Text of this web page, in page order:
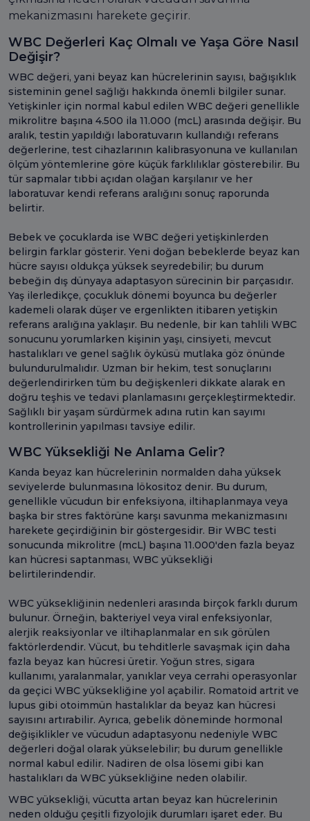
mekanizmasını harekete geçirir.
WBC Değerleri Kaç Olmalı ve Yaşa Göre Nasıl
Değişir?
WBC değeri, yani beyaz kan hücrelerinin sayısı, bağışıklık
sisteminin genel sağlığı hakkında önemli bilgiler sunar.
Yetişkinler için normal kabul edilen WBC değeri genellikle
mikrolitre başına 4.500 ila 11.000 (mcL) arasında değişir. Bu
aralık, testin yapıldığı laboratuvarın kullandığı referans
değerlerine, test cihazlarının kalibrasyonuna ve kullanılan
ölçüm yöntemlerine göre küçük farklılıklar gösterebilir. Bu
tür sapmalar tıbbi açıdan olağan karşılanır ve her
laboratuvar kendi referans aralığını sonuç raporunda
belirtir.
Bebek ve çocuklarda ise WBC değeri yetişkinlerden
belirgin farklar gösterir. Yeni doğan bebeklerde beyaz kan
hücre sayısı oldukça yüksek seyredebilir; bu durum
bebeğin dış dünyaya adaptasyon sürecinin bir parçasıdır.
Yaş ilerledikçe, çocukluk dönemi boyunca bu değerler
kademeli olarak düşer ve ergenlikten itibaren yetişkin
referans aralığına yaklaşır. Bu nedenle, bir kan tahlili WBC
sonucunu yorumlarken kişinin yaşı, cinsiyeti, mevcut
hastalıkları ve genel sağlık öyküsü mutlaka göz önünde
bulundurulmalıdır. Uzman bir hekim, test sonuçlarını
değerlendirirken tüm bu değişkenleri dikkate alarak en
doğru teşhis ve tedavi planlamasını gerçekleştirmektedir.
Sağlıklı bir yaşam sürdürmek adına rutin kan sayımı
kontrollerinin yapılması tavsiye edilir.
WBC Yüksekliği Ne Anlama Gelir?
Kanda beyaz kan hücrelerinin normalden daha yüksek
seviyelerde bulunmasına lökositoz denir. Bu durum,
genellikle vücudun bir enfeksiyona, iltihaplanmaya veya
başka bir stres faktörüne karşı savunma mekanizmasını
harekete geçirdiğinin bir göstergesidir. Bir WBC testi
sonucunda mikrolitre (mcL) başına 11.000'den fazla beyaz
kan hücresi saptanması, WBC yüksekliği
belirtilerindendir.
WBC yüksekliğinin nedenleri arasında birçok farklı durum
bulunur. Örneğin, bakteriyel veya viral enfeksiyonlar,
alerjik reaksiyonlar ve iltihaplanmalar en sık görülen
faktörlerdendir. Vücut, bu tehditlerle savaşmak için daha
fazla beyaz kan hücresi üretir. Yoğun stres, sigara
kullanımı, yaralanmalar, yanıklar veya cerrahi operasyonlar
da geçici WBC yüksekliğine yol açabilir. Romatoid artrit ve
lupus gibi otoimmün hastalıklar da beyaz kan hücresi
sayısını artırabilir. Ayrıca, gebelik döneminde hormonal
değişiklikler ve vücudun adaptasyonu nedeniyle WBC
değerleri doğal olarak yükselebilir; bu durum genellikle
normal kabul edilir. Nadiren de olsa lösemi gibi kan
hastalıkları da WBC yüksekliğine neden olabilir.
WBC yüksekliği, vücutta artan beyaz kan hücrelerinin
neden olduğu çeşitli fizyolojik durumları işaret eder. Bu